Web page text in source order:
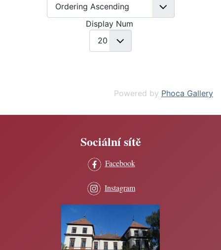
Display Num
Powered by Phoca Gallery
Sociální sítě
Facebook
Instagram